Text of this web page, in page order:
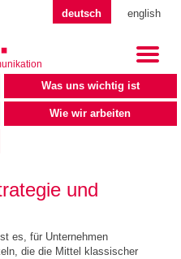
deutsch english
und
es, für Unternehmen
die die Mittel klassischer
Was uns wichtig ist
Wie wir arbeiten